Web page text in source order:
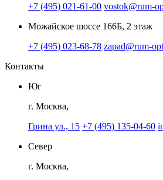
+7 (495) 021-61-00 vostok@rum-
Можайское шоссе 166Б, 2 этаж
+7 (495) 023-68-78 zapad@rum-
Контакты
Юг
г. Москва,
Грина ул., 15 +7 (495) 135-04-60
Север
г. Москва,